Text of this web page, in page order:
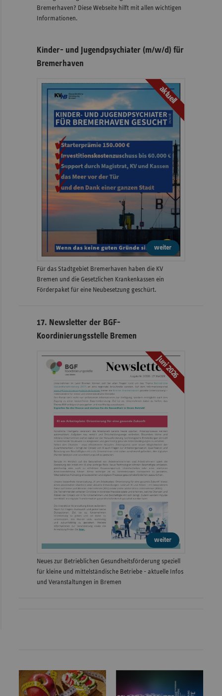
Bremerhaven? Diese Webseite hilft mit allen wichtigen
Informationen.
Kinder- und Jugendpsychiater (m/w/d) für
Bremerhaven
aktuell
weiter
Für das Stadtgebiet Bremerhaven haben die KV
Bremen und die Gesetzlichen Krankenkassen ein
Förderpaket für eine Neubesetzung geschürt.
17. Newsletter der BGF-
Koordinierungsstelle Bremen
Juni 2026
weiter
Neues zur Betrieblichen Gesundheitsförderung speziell
für kleine und mittelständische Betriebe - aktuelle Infos
und Veranstaltungen in Bremen